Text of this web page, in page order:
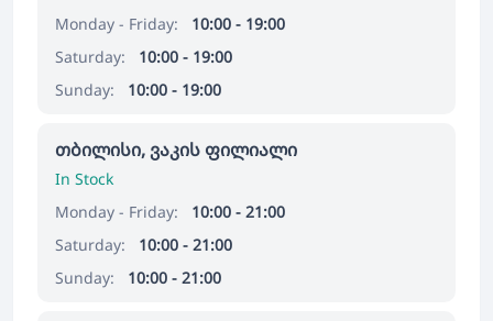
Monday - Friday:
10:00 - 19:00
Saturday:
10:00 - 19:00
Sunday:
10:00 - 19:00
თბილისი, ვაკის ფილიალი
In Stock
Monday - Friday:
10:00 - 21:00
Saturday:
10:00 - 21:00
Sunday:
10:00 - 21:00